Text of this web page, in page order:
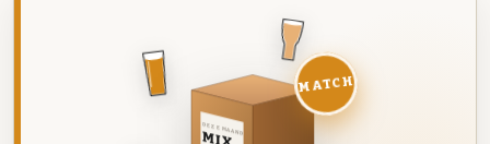
DEZE MAAND
MATCH